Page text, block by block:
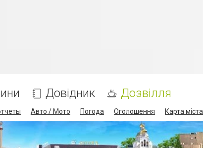
Довідник Дозвілля
Авто / Мото Погода Оголошення Карта міста